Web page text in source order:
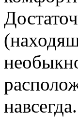
навсегда.